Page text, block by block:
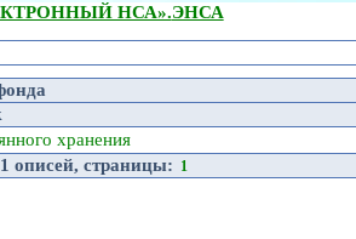
НСА».ЭНСА
хранения
1 описей, страницы: 1